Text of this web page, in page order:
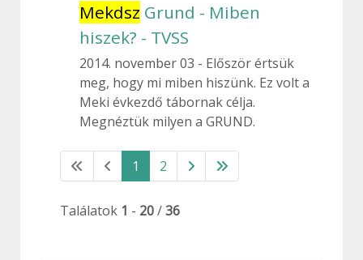
Mekdsz Grund - Miben
hiszek? - TVSS
2014. november 03
Először értsük
meg, hogy mi miben hiszünk. Ez volt a
Meki évkezdő tábornak célja.
Megnéztük milyen a GRUND.
1 2
Találatok 1 - 20/36